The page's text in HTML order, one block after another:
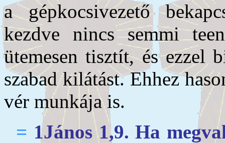
a gépkocsivezető
kezdve nincs semmi
ütemesen tisztít, és ezzel
szabad kilátást. Ehhez
vér munkája is.
= 1János 1,9. Ha